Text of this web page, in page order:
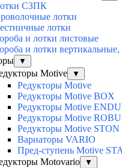
СЗПК
лотки
лотки
и лотки листовые
и лотки
▼
Motive ▼
Редукторы Motive
Редукторы Motive BOX
Редукторы Motive
Редукторы Motive
Редукторы Motive STON
Вариаторы VARIO
Пред-ступень Motive
Motovario
▼